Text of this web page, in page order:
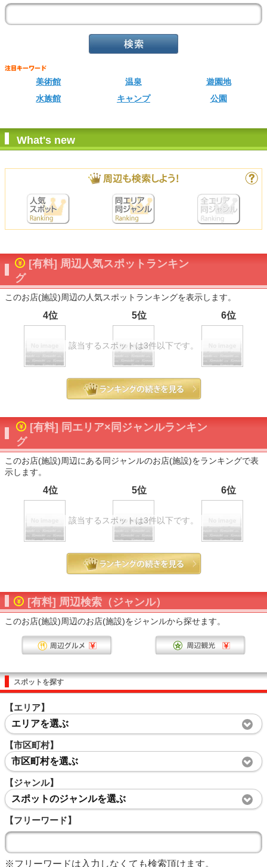
美術館 温泉
遊園地
水族館
キャンプ 公園
What's new
[有料] 周辺人気スポットランキン
グ
このお店(施設)周辺の人気スポットランキングを表示します。
4位 5位 6位
該当するスポットは3件以下です。
[有料] 同エリア×同ジャンルランキン
グ
このお店(施設)周辺にある同ジャンルのお店(施設)をランキングで表
示します。
4位 5位 6位
該当するスポットは3件以下です。
[有料] 周辺検索（ジャンル）
このお店(施設)周辺のお店(施設)をジャンルから探せます。
スポットを探す
【エリア】
エリアを選ぶ
【市区町村】
市区町村を選ぶ
【ジャンル】
スポットのジャンルを選ぶ
【フリーワード】
※フリーワードは入力しなくても検索頂けます。